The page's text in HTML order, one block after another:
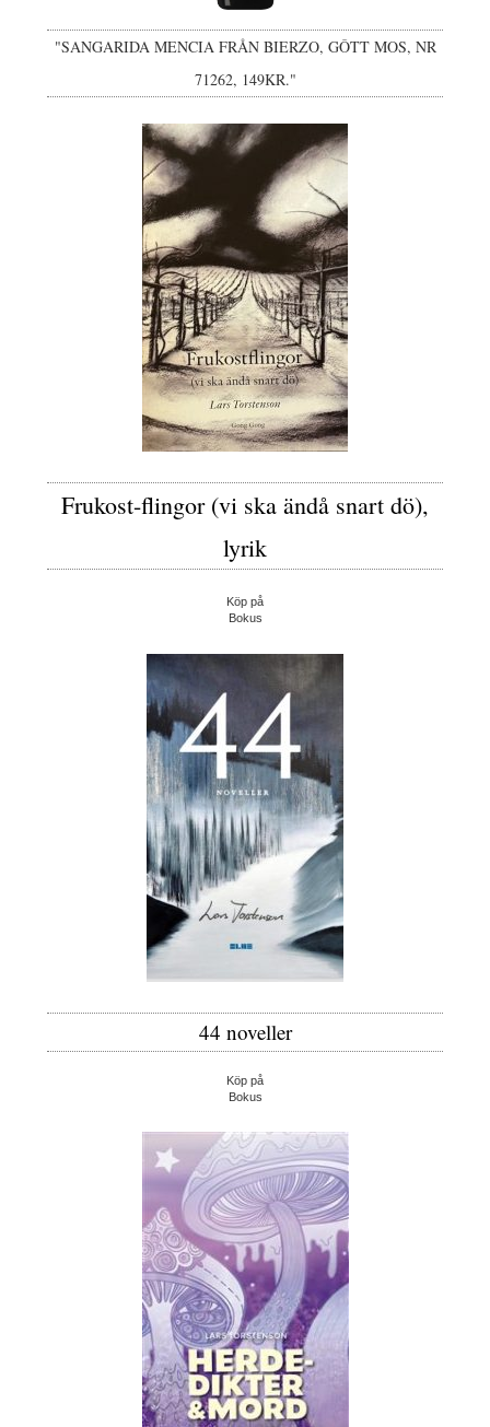
"SANGARIDA MENCIA FRÅN BIERZO, GÔTT MOS, NR
71262, 149KR."
Frukost-flingor (vi ska ändå snart dö),
lyrik
Köp på
Bokus
44 noveller
Köp på
Bokus